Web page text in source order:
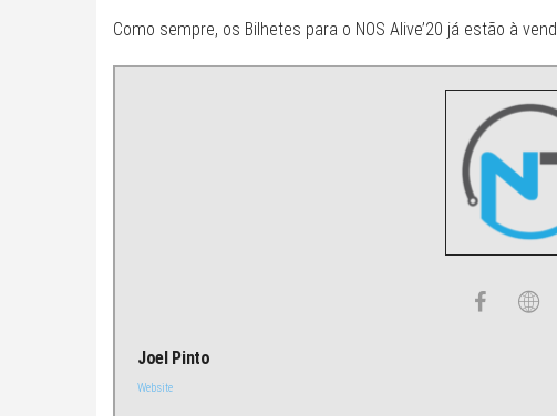
Como sempre, os Bilhetes para o NOS Alive’20 já estão à
Joel Pinto
Website